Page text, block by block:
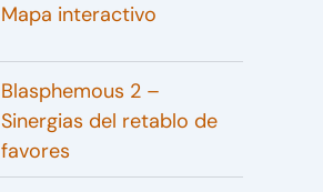
Mapa interactivo
Blasphemous 2 –
Sinergias del retablo de
favores